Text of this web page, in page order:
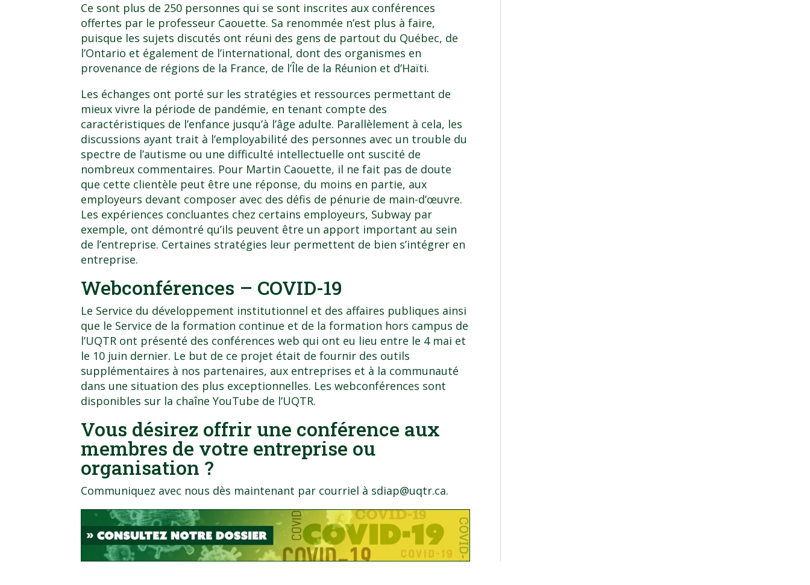
Ce sont plus de 250 personnes qui se sont inscrites aux conférences
offertes par le professeur Caouette. Sa renommée n’est plus à faire,
puisque les sujets discutés ont réuni des gens de partout du Québec, de
l’Ontario et également de l’international, dont des organismes en
provenance de régions de la France, de l’Île de la Réunion et d’Haïti.
Les échanges ont porté sur les stratégies et ressources permettant de
mieux vivre la période de pandémie, en tenant compte des
caractéristiques de l’enfance jusqu’à l’âge adulte. Parallèlement à cela, les
discussions ayant trait à l’employabilité des personnes avec un trouble du
spectre de l’autisme ou une difficulté intellectuelle ont suscité de
nombreux commentaires. Pour Martin Caouette, il ne fait pas de doute
que cette clientèle peut être une réponse, du moins en partie, aux
employeurs devant composer avec des défis de pénurie de main-d’œuvre.
Les expériences concluantes chez certains employeurs, Subway par
exemple, ont démontré qu’ils peuvent être un apport important au sein
de l’entreprise. Certaines stratégies leur permettent de bien s’intégrer en
entreprise.
Webconférences – COVID-19
Le Service du développement institutionnel et des affaires publiques ainsi
que le Service de la formation continue et de la formation hors campus de
l’UQTR ont présenté des conférences web qui ont eu lieu entre le 4 mai et
le 10 juin dernier. Le but de ce projet était de fournir des outils
supplémentaires à nos partenaires, aux entreprises et à la communauté
dans une situation des plus exceptionnelles. Les webconférences sont
disponibles sur la chaîneYouTube de l’UQTR.
Vous désirez offrir une conférence aux
membres de votre entreprise ou
organisation ?
Communiquez avec nous dès maintenant par courriel à sdiap@uqtr.ca.